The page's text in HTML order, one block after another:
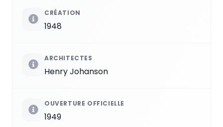
CRÉATION
1948
ARCHITECTES
Henry Johanson
OUVERTURE OFFICIELLE
1949